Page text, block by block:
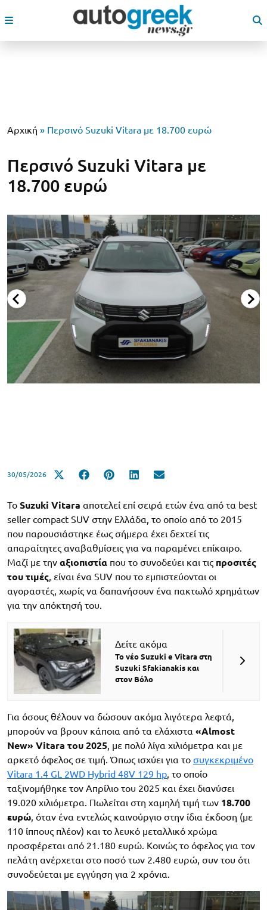
Αρχική » Περσινό Suzuki Vitara με 18.700 ευρώ
Περσινό Suzuki Vitara με
18.700 ευρώ
30/05/2026
Το Suzuki Vitara αποτελεί επί σειρά ετών ένα από τα best
seller compact SUV στην Ελλάδα, το οποίο από το 2015
που παρουσιάστηκε έως σήμερα έχει δεχτεί τις
απαραίτητες αναβαθμίσεις για να παραμένει επίκαιρο.
Μαζί με την αξιοπιστία που το συνοδεύει και τις προσιτές
του τιμές, είναι ένα SUV που το εμπιστεύονται οι
αγοραστές, χωρίς να δαπανήσουν ένα πακτωλό χρημάτων
για την απόκτησή του.
Δείτε ακόμα
Το νέο Suzuki e Vitara στη
Suzuki Sfakianakis και
στον Βόλο
Για όσους θέλουν να δώσουν ακόμα λιγότερα λεφτά,
μπορούν να βρουν κάποια από τα ελάχιστα «Almost
New» Vitara του 2025 , με πολύ λίγα χιλιόμετρα και με
αρκετό όφελος σε τιμή. Όπως ισχύει για το συγκεκριμένο
Vitara 1.4 GL 2WD Hybrid 48V 129 hp , το οποίο
ταξινομήθηκε τον Απρίλιο του 2025 και έχει διανύσει
19.020 χιλιόμετρα. Πωλείται στη χαμηλή τιμή των 18.700
ευρώ , όταν ένα εντελώς καινούργιο στην ίδια έκδοση (με
110 ίππους πλέον) και το λευκό μεταλλικό χρώμα
προσφέρεται από 21.180 ευρώ. Κοινώς το όφελος για τον
πελάτη ανέρχεται στο ποσό των 2.480 ευρώ, συν του ότι
συνοδεύεται με εγγύηση για 2 χρόνια.